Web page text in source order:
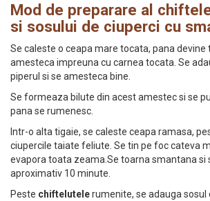
Mod de preparare al
si sosului de ciuperci cu
Se caleste o ceapa mare tocata, pana devine
amesteca impreuna cu carnea tocata. Se
piperul si se amesteca bine.
Se formeaza bilute din acest amestec si se
pana se rumenesc.
Intr-o alta tigaie, se caleste ceapa ramasa,
ciupercile taiate feliute. Se tin pe foc cateva
evapora toata zeama.Se toarna smantana si
aproximativ 10 minute.
Peste chiftelutelerumenite, se adauga sosul